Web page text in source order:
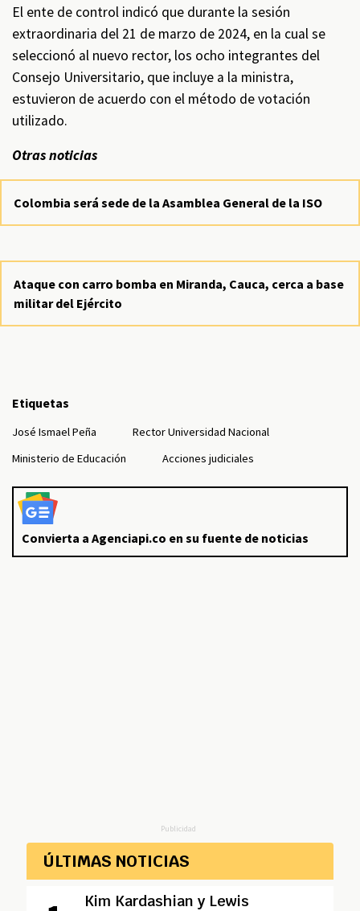
El ente de control indicó que durante la sesión
extraordinaria del 21 de marzo de 2024, en la cual se
seleccionó al nuevo rector, los ocho integrantes del
Consejo Universitario, que incluye a la ministra,
estuvieron de acuerdo con el método de votación
utilizado.
Otras noticias
Colombia será sede de la Asamblea General de la ISO
Ataque con carro bomba en Miranda, Cauca, cerca a base
militar del Ejército
Etiquetas
José Ismael Peña
Rector Universidad Nacional
Ministerio de Educación
Acciones judiciales
Convierta a Agenciapi.co en su fuente de noticias
Publicidad
ÚLTIMAS NOTICIAS
Kim Kardashian y Lewis